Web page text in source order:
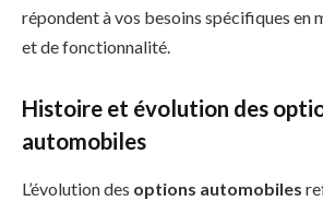
répondent à vos besoins spécifiques en
et de fonctionnalité.
Histoire et évolution des
automobiles
L’évolution des options automobiles